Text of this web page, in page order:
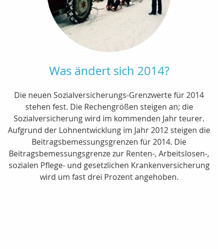
Was ändert sich 2014?
Die neuen Sozialversicherungs-Grenzwerte für 2014
stehen fest. Die Rechengrößen steigen an; die
Sozialversicherung wird im kommenden Jahr teurer.
Aufgrund der Lohnentwicklung im Jahr 2012 steigen die
Beitragsbemessungsgrenzen für 2014. Die
Beitragsbemessungsgrenze zur Renten-, Arbeitslosen-,
sozialen Pflege- und gesetzlichen Krankenversicherung
wird um fast drei Prozent angehoben.